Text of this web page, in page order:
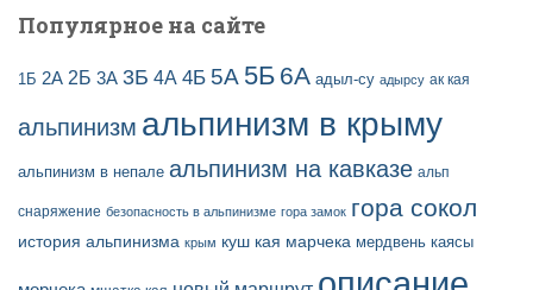
Популярное на сайте
1Б 2А 2Б 3А 3Б 4А 4Б 5А 5Б 6А адыл-су адырсу ак кая
альпинизм альпинизм в крыму
альпинизм в непале альпинизм на кавказе альп
снаряжение безопасность в альпинизме гора замок гора сокол
история альпинизма крым куш кая марчека мердвень каясы